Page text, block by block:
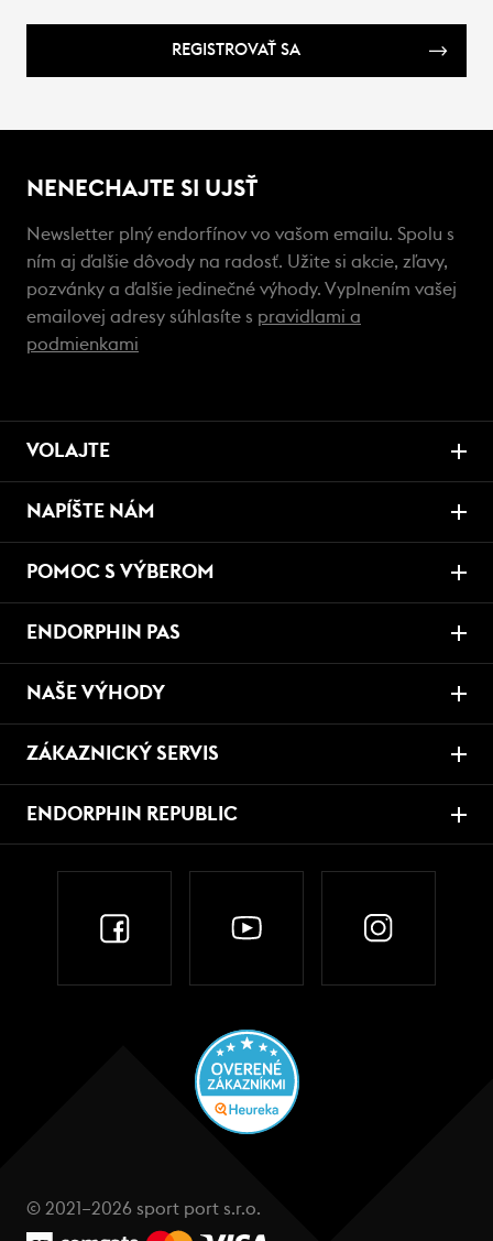
REGISTROVAŤ SA
NENECHAJTE SI UJSŤ
Newsletter plný endorfínov vo vašom emailu. Spolu s
ním aj ďalšie dôvody na radosť. Užite si akcie, zľavy,
pozvánky a ďalšie jedinečné výhody. Vyplnením vašej
emailovej adresy súhlasíte s pravidlami a
podmienkami
VOLAJTE
NAPÍŠTE NÁM
POMOC S VÝBEROM
ENDORPHIN PAS
NAŠE VÝHODY
ZÁKAZNICKÝ SERVIS
ENDORPHIN REPUBLIC
© 2021–2026 sport port s.r.o.